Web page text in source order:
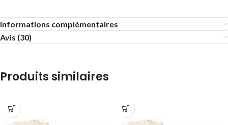
Informations complémentaires
Avis (30)
Produits similaires